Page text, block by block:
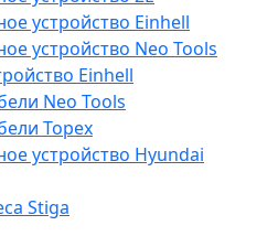
устройство Einhell
устройство Neo Tools
Einhell
Neo Tools
Topex
устройство Hyundai
Stiga